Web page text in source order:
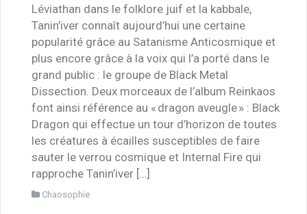
Léviathan dans le folklore juif et la kabbale,
Tanin’iver connaît aujourd’hui une certaine
popularité grâce au Satanisme Anticosmique et
plus encore grâce à la voix qui l’a porté dans le
grand public : le groupe de Black Metal
Dissection. Deux morceaux de l’album Reinkaos
font ainsi référence au « dragon aveugle » : Black
Dragon qui effectue un tour d’horizon de toutes
les créatures à écailles susceptibles de faire
sauter le verrou cosmique et Internal Fire qui
rapproche Tanin’iver […]
Chaosophie